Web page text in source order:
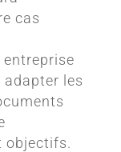
cas
entreprise
les
objectifs.